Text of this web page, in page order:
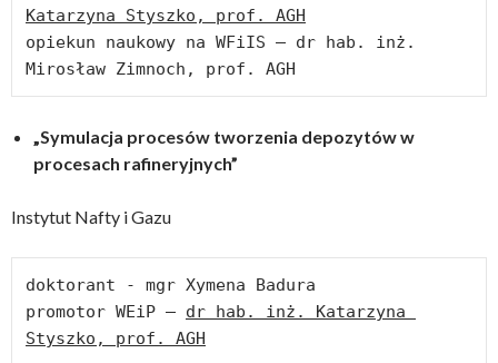
Katarzyna Styszko, prof. AGH
opiekun naukowy na WFiIS – dr hab. inż.
Mirosław Zimnoch, prof. AGH
„Symulacja procesów tworzenia depozytów w
procesach rafineryjnych”
Instytut Nafty i Gazu
doktorant - mgr Xymena Badura
promotor WEiP – dr hab. inż. Katarzyna
Styszko, prof. AGH